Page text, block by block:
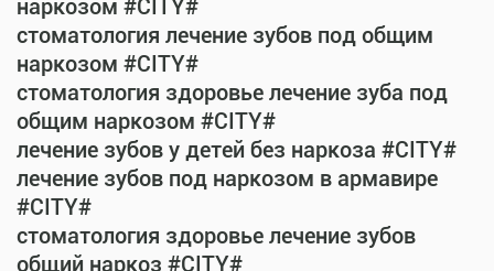
наркозом #CITY#
стоматология лечение зубов под общим
наркозом #CITY#
стоматология здоровье лечение зуба под
общим наркозом #CITY#
лечение зубов у детей без наркоза #CITY#
лечение зубов под наркозом в армавире
#CITY#
стоматология здоровье лечение зубов
общий наркоз #CITY#